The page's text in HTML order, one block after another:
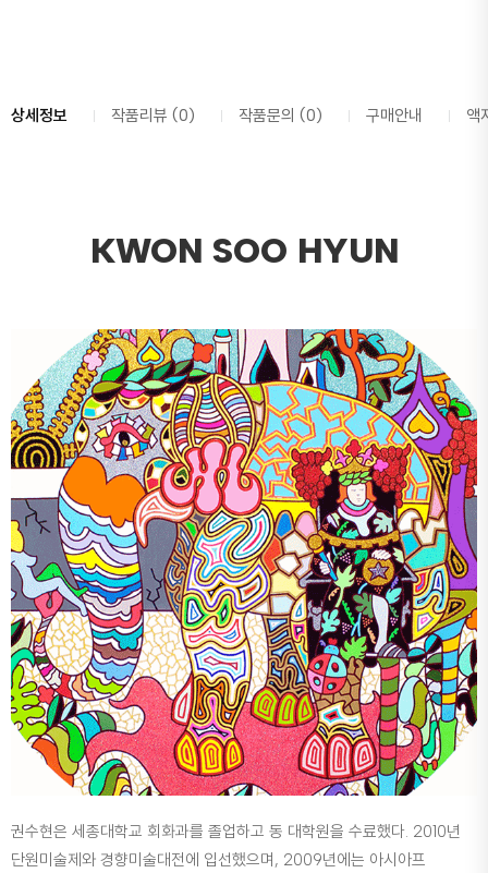
상세정보 작품리뷰 (0) 작품문의 (0) 구매안내 액
KWON SOO HYUN
권수현은 세종대학교 회화과를 졸업하고 동 대학원을 수료했다. 2010년
단원미술제와 경향미술대전에 입선했으며, 2009년에는 아시아프